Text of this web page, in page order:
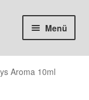
Menü
Aroma 10ml